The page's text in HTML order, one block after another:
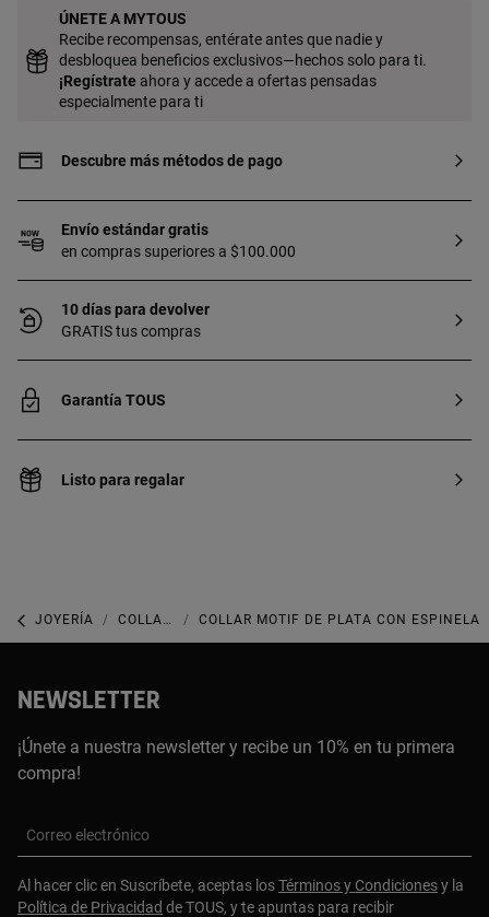
ÚNETE A MYTOUS
Recibe recompensas, entérate antes que nadie y
desbloquea beneficios exclusivos—hechos solo para ti.
¡Regístrate ahora y accede a ofertas pensadas
especialmente para ti
Descubre más métodos de pago
Envío estándar gratis
en compras superiores a $100.000
10 días para devolver
GRATIS tus compras
Garantía TOUS
Listo para regalar
JOYERÍA COLLARES COLLAR MOTIF DE PLATA CON ESPINELA
NEWSLETTER
¡Únete a nuestra newsletter y recibe un 10% en tu primera
compra!
Correo electrónico
Al hacer clic en Suscríbete, aceptas losTérminos y Condicionesy la
Política de Privacidad de TOUS, y te apuntas para recibir